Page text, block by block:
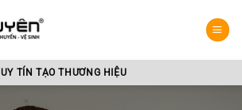
UY TÍN TẠO THƯƠNG HIỆU